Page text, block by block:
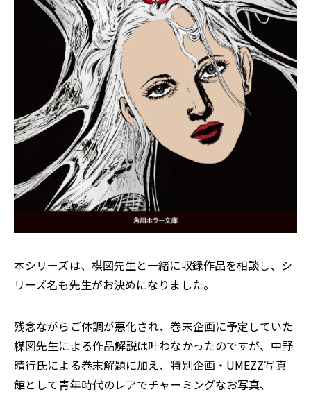
本シリーズは、楳図先生と一緒に収録作品を相談し、シ
リーズ名も先生がお決めになりました。
残念ながらご体調が悪化され、巻末企画に予定していた
楳図先生による作品解説は叶わなかったのですが、中野
晴行氏による巻末解題に加え、特別企画・UMEZZ写真
館として青年時代のレアでチャーミングなお写真、